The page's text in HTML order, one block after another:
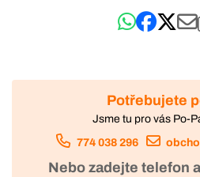
Potřebujete
Jsme tu pro vás Po-
774 038 296
Nebo zadejte telefon